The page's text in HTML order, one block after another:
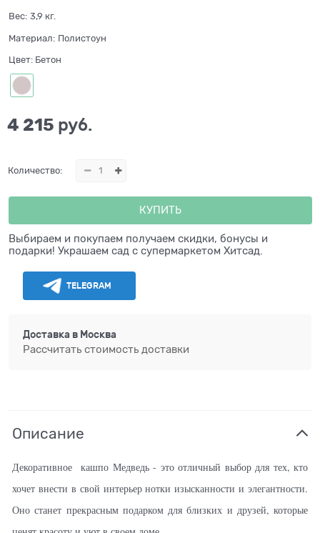
Вес: 3,9 кг.
Материал: Полистоун
Цвет: Бетон
4 215 руб.
Количество:
КУПИТЬ
Выбираем и покупаем получаем скидки, бонусы и
подарки! Украшаем сад с супермаркетом Хитсад.
TELEGRAM
Доставка в Москва
Рассчитать стоимость доставки
Описание
Декоративное кашпо Медведь - это отличный выбор для тех, кто
хочет внести в свой интерьер нотки изысканности и элегантности.
Оно станет прекрасным подарком для близких и друзей, которые